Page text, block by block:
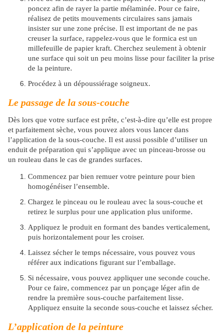
poncez afin de rayer la partie mélaminée. Pour ce faire,
réalisez de petits mouvements circulaires sans jamais
insister sur une zone précise. Il est important de ne pas
creuser la surface, rappelez-vous que le formica est un
millefeuille de papier kraft. Cherchez seulement à obtenir
une surface qui soit un peu moins lisse pour faciliter la prise
de la peinture.
Procédez à un dépoussiérage soigneux.
Le passage de la sous-couche
Dès lors que votre surface est prête, c’est-à-dire qu’elle est propre
et parfaitement sèche, vous pouvez alors vous lancer dans
l’application de la sous-couche. Il est aussi possible d’utiliser un
enduit de préparation qui s’applique avec un pinceau-brosse ou
un rouleau dans le cas de grandes surfaces.
Commencez par bien remuer votre peinture pour bien
homogénéiser l’ensemble.
Chargez le pinceau ou le rouleau avec la sous-couche et
retirez le surplus pour une application plus uniforme.
Appliquez le produit en formant des bandes verticalement,
puis horizontalement pour les croiser.
Laissez sécher le temps nécessaire, vous pouvez vous
référer aux indications figurant sur l’emballage.
Si nécessaire, vous pouvez appliquer une seconde couche.
Pour ce faire, commencez par un ponçage léger afin de
rendre la première sous-couche parfaitement lisse.
Appliquez ensuite la seconde sous-couche et laissez sécher.
L’application de la peinture